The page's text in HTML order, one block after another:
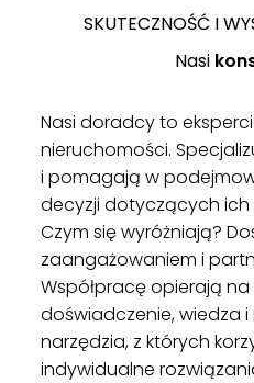
SKUTECZNOŚĆ I
Nasi
Nasi doradcy to
nieruchomości.
i pomagają w
decyzji dotyczących ich
Czym się wyróżniają?
zaangażowaniem i
Współpracę opierają
doświadczenie, wiedza
narzędzia, z których
indywidualne